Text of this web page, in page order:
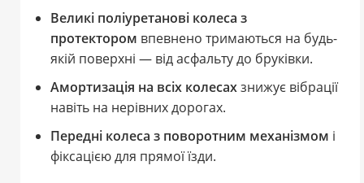
Великі поліуретанові колеса з
протектором впевнено тримаються на будь-
якій поверхні — від асфальту до бруківки.
Амортизація на всіх колесахзнижує вібрації
навіть на нерівних дорогах.
Передні колеса з поворотним механізмом і
фіксацією для прямої їзди.